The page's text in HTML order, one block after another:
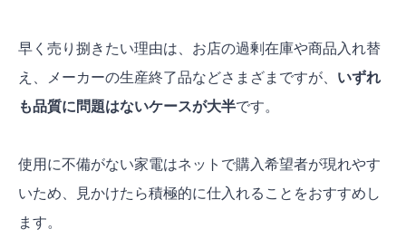
早く売り捌きたい理由は、お店の過剰在庫や商品入れ替
え、メーカーの生産終了品などさまざまですが、 いずれ
も品質に問題はないケースが大半です。
使用に不備がない家電はネットで購入希望者が現れやす
いため、見かけたら積極的に仕入れることをおすすめし
ます。